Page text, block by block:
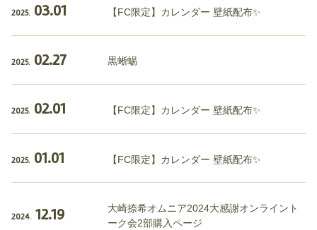
2025. 03.01 【FC限定】カレンダー 壁紙配布✨
2025. 02.27 黒蜥蜴
2025. 02.01 【FC限定】カレンダー 壁紙配布✨
2025. 01.01 【FC限定】カレンダー 壁紙配布✨
2024. 12.19
大崎捺希オムニア2024大感謝オンライント
ーク会2部購入ページ